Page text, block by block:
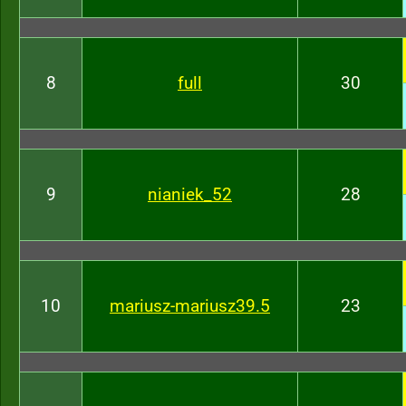
8 full 30
9 nianiek_52 28
10 mariusz-mariusz39.5 23